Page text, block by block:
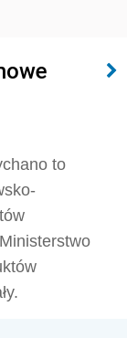
to